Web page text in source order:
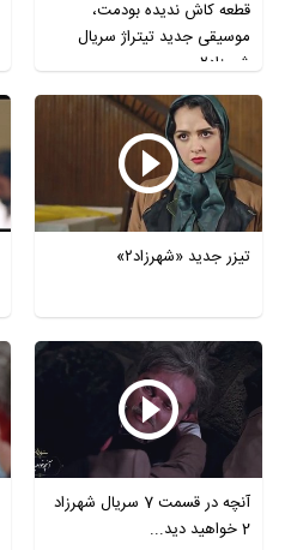
قطعه کاش ندیده بودمت،
موسیقی جدید تیتراژ سریال
شهرزاد٢
تیزر جدید «شهرزاد۲»
آنچه در قسمت 7 سریال شهرزاد
2 خواهید دید...